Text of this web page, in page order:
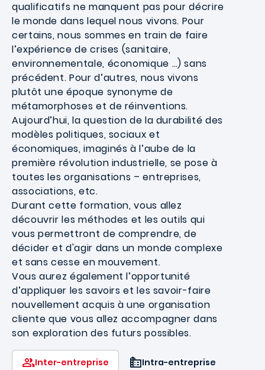
qualificatifs ne manquent pas pour décrire
le monde dans lequel nous vivons. Pour
certains, nous sommes en train de faire
l’expérience de crises (sanitaire,
environnementale, économique …) sans
précédent. Pour d’autres, nous vivons
plutôt une époque synonyme de
métamorphoses et de réinventions.
Aujourd’hui, la question de la durabilité des
modèles politiques, sociaux et
économiques, imaginés à l’aube de la
première révolution industrielle, se pose à
toutes les organisations – entreprises,
associations, etc.
Durant cette formation, vous allez
découvrir les méthodes et les outils qui
vous permettront de comprendre, de
décider et d'agir dans un monde complexe
et sans cesse en mouvement.
Vous aurez également l’opportunité
d’appliquer les savoirs et les savoir-faire
nouvellement acquis à une organisation
cliente que vous allez accompagner dans
son exploration des futurs possibles.
Inter-entreprise Intra-entreprise